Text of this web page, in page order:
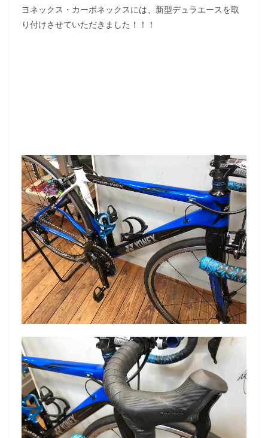
ヨネックス・カーボネックスには、新型デュラエースを取
り付けさせていただきました！！！